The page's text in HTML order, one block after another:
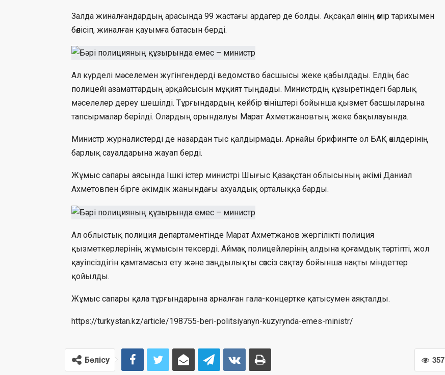
Залда жиналғандардың арасында 99 жастағы ардагер де болды. Ақсақал өзінің өмір тарихымен
бөлісіп, жиналған қауымға батасын берді.
Ал күрделі мәселемен жүгінгендерді ведомство басшысы жеке қабылдады. Елдің бас
полицейі азаматтардың әрқайсысын мұқият тыңдады. Министрдің құзыретіндегі барлық
мәселелер дереу шешілді. Тұрғындардың кейбір өтініштері бойынша қызмет басшыларына
тапсырмалар берілді. Олардың орындалуы Марат Ахметжановтың жеке бақылауында.
Министр журналистерді де назардан тыс қалдырмады. Арнайы брифингте ол БАҚ өкілдерінің
барлық сауалдарына жауап берді.
Жұмыс сапары аясында Ішкі істер министрі Шығыс Қазақстан облысының әкімі Даниал
Ахметовпен бірге әкімдік жанындағы ахуалдық орталыққа барды.
Ал облыстық полиция департаментінде Марат Ахметжанов жергілікті полиция
қызметкерлерінің жұмысын тексерді. Аймақ полицейлерінің алдына қоғамдық тәртіпті, жол
қауіпсіздігін қамтамасыз ету және заңдылықты сөзсіз сақтау бойынша нақты міндеттер
қойылды.
Жұмыс сапары қала тұрғындарына арналған гала-концертке қатысумен аяқталды.
https://turkystan.kz/article/198755-beri-politsiyanyn-kuzyrynda-emes-ministr/
357
Бөлісу